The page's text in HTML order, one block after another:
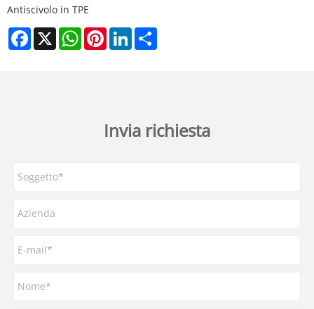
Antiscivolo in TPE
Facebook
X WhatsAppPinterestLinkedIn
Invia richiesta